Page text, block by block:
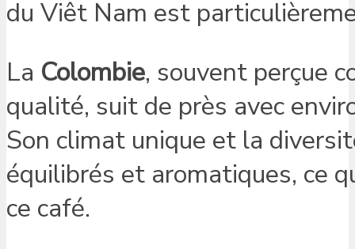
du Viêt Nam est
La Colombie, souvent perçue
qualité, suit de près avec
Son climat unique et la
équilibrés et aromatiques, ce
ce café.